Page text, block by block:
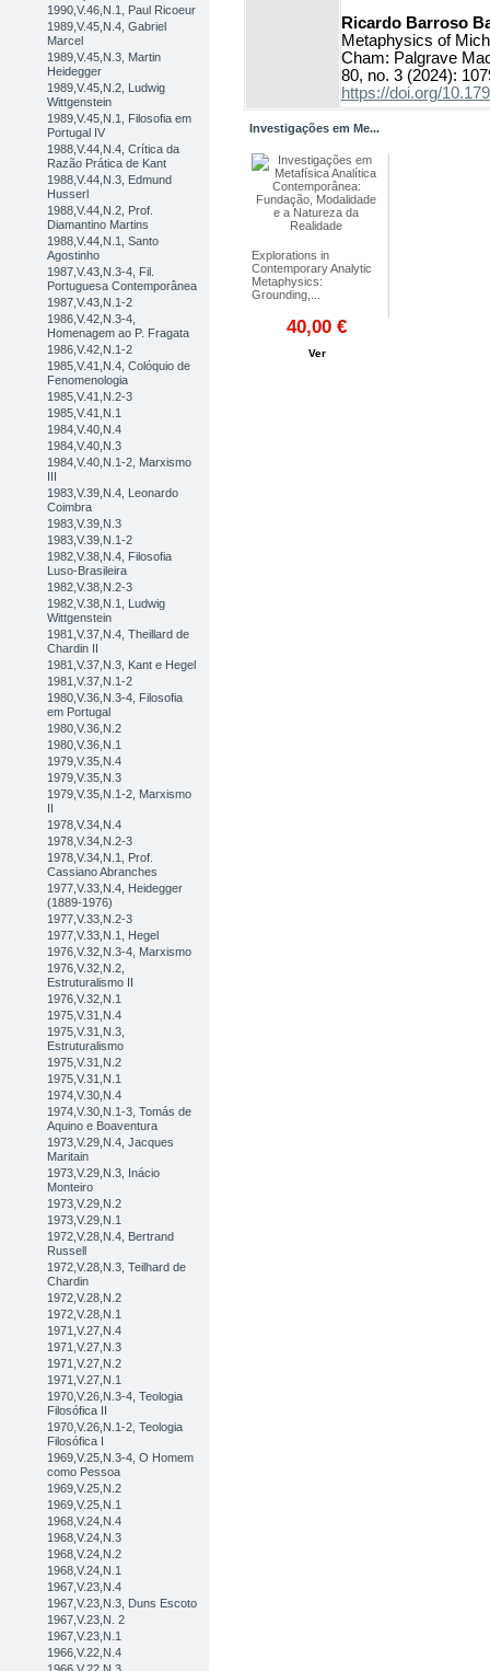
1990,V.46,N.1, Paul Ricoeur
1989,V.45,N.4, Gabriel
Marcel
1989,V.45,N.3, Martin
Heidegger
1989,V.45,N.2, Ludwig
Wittgenstein
1989,V.45,N.1, Filosofia em
Portugal IV
1988,V.44,N.4, Crítica da
Razão Prática de Kant
1988,V.44,N.3, Edmund
Husserl
1988,V.44,N.2, Prof.
Diamantino Martins
1988,V.44,N.1, Santo
Agostinho
1987,V.43,N.3-4, Fil.
Portuguesa Contemporânea
1987,V.43,N.1-2
1986,V.42,N.3-4,
Homenagem ao P. Fragata
1986,V.42,N.1-2
1985,V.41,N.4, Colóquio de
Fenomenologia
1985,V.41,N.2-3
1985,V.41,N.1
1984,V.40,N.4
1984,V.40,N.3
1984,V.40,N.1-2, Marxismo
III
1983,V.39,N.4, Leonardo
Coimbra
1983,V.39,N.3
1983,V.39,N.1-2
1982,V.38,N.4, Filosofia
Luso-Brasileira
1982,V.38,N.2-3
1982,V.38,N.1, Ludwig
Wittgenstein
1981,V.37,N.4, Theillard de
Chardin II
1981,V.37,N.3, Kant e Hegel
1981,V.37,N.1-2
1980,V.36,N.3-4, Filosofia
em Portugal
1980,V.36,N.2
1980,V.36,N.1
1979,V.35,N.4
1979,V.35,N.3
1979,V.35,N.1-2, Marxismo
II
1978,V.34,N.4
1978,V.34,N.2-3
1978,V.34,N.1, Prof.
Cassiano Abranches
1977,V.33,N.4, Heidegger
(1889-1976)
1977,V.33,N.2-3
1977,V.33,N.1, Hegel
1976,V.32,N.3-4, Marxismo
1976,V.32,N.2,
Estruturalismo II
1976,V.32,N.1
1975,V.31,N.4
1975,V.31,N.3,
Estruturalismo
1975,V.31,N.2
1975,V.31,N.1
1974,V.30,N.4
1974,V.30,N.1-3, Tomás de
Aquino e Boaventura
1973,V.29,N.4, Jacques
Maritain
1973,V.29,N.3, Inácio
Monteiro
1973,V.29,N.2
1973,V.29,N.1
1972,V.28,N.4, Bertrand
Russell
1972,V.28,N.3, Teilhard de
Chardin
1972,V.28,N.2
1972,V.28,N.1
1971,V.27,N.4
1971,V.27,N.3
1971,V.27,N.2
1971,V.27,N.1
1970,V.26,N.3-4, Teologia
Filosófica II
1970,V.26,N.1-2, Teologia
Filosófica I
1969,V.25,N.3-4, O Homem
como Pessoa
1969,V.25,N.2
1969,V.25,N.1
1968,V.24,N.4
1968,V.24,N.3
1968,V.24,N.2
1968,V.24,N.1
1967,V.23,N.4
1967,V.23,N.3, Duns Escoto
1967,V.23,N. 2
1967,V.23,N.1
1966,V.22,N.4
Ricardo Barroso
Metaphysics of
Cham: Palgrave
80, no. 3 (2024):
https://doi.org/
Investigações em Me...
Explorations in
Contemporary Analytic
Metaphysics:
Grounding,...
40,00 €
Ver